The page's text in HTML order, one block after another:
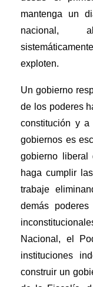
mantenga un
nacional,
exploten.
Un gobierno
de los poderes
constitución y
gobiernos es
gobierno
haga cumplir
trabaje
demás
Nacional, el
instituciones
construir un